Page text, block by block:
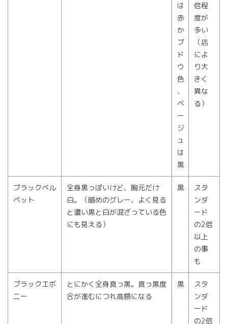
は
赤
か
ブ
ド
ウ
色
、
ベ
ー
ジ
ュ
は
黒
倍程
度が
多い
（店
によ
り大
きく
異な
る）
ブラックベル
ベット
全身黒っぽいけど、胸元だけ
白。（暗めのグレー、よく見る
と濃い黒と白が混ざっている色
にも見える）
黒
スタ
ンダ
ード
の2倍
以上
の事
も
ブラックエボ
ニー
とにかく全身真っ黒。真っ黒度
合が進むにつれ高額になる
黒
スタ
ンダ
ード
の2倍